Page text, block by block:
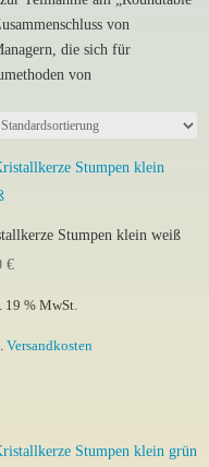
von
die sich für
von
Stumpen klein weiß
€
19 % MwSt.
Versandkosten